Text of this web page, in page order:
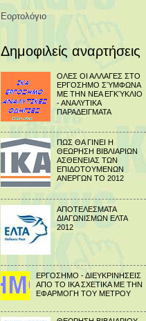
Εορτολόγιο
Δημοφιλείς αναρτήσεις
ΟΛΕΣ ΟΙ ΑΛΛΑΓΕΣ ΣΤΟ
ΕΡΓΟΣΗΜΟ ΣΎΜΦΩΝΑ
ΜΕ ΤΗΝ ΝΕΑ ΕΓΚΎΚΛΙΟ
- ΑΝΑΛΥΤΙΚΑ
ΠΑΡΑΔΕΙΓΜΑΤΑ
ΠΩΣ ΘΑ ΓΙΝΕΙ Η
ΘΕΩΡΗΣΗ ΒΙΒΛΙΑΡΙΩΝ
ΑΣΘΕΝΕΙΑΣ ΤΩΝ
ΕΠΙΔΟΤΟΥΜΕΝΩΝ
ΑΝΕΡΓΩΝ ΤΟ 2012
ΑΠΟΤΕΛΕΣΜΑΤΑ
ΔΙΑΓΩΝΙΣΜΩΝ ΕΛΤΑ
2012
ΕΡΓΟΣΗΜΟ - ΔΙΕΥΚΡΙΝΗΣΕΙΣ
ΑΠΟ ΤΟ ΙΚΑ ΣΧΕΤΙΚΑ ΜΕ ΤΗΝ
ΕΦΑΡΜΟΓΗ ΤΟΥ ΜΕΤΡΟΥ